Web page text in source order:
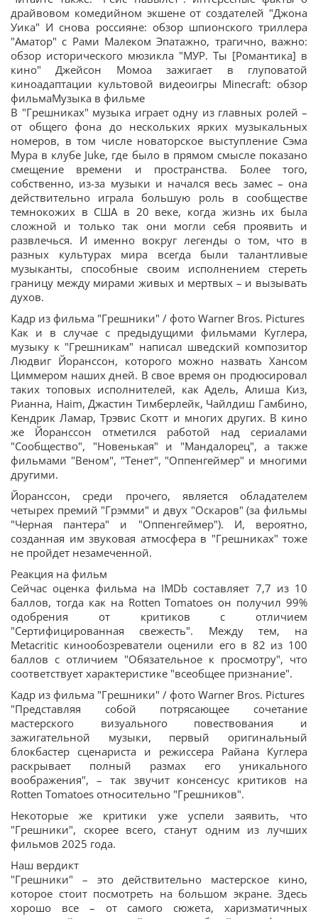
драйвовом комедийном экшене от создателей "Джона
Уика" И снова россияне: обзор шпионского триллера
"Аматор" с Рами Малеком Эпатажно, трагично, важно:
обзор исторического мюзикла "МУР. Ты [Романтика] в
кино" Джейсон Момоа зажигает в глуповатой
киноадаптации культовой видеоигры Minecraft: обзор
фильмаМузыка в фильме
В "Грешниках" музыка играет одну из главных ролей –
от общего фона до нескольких ярких музыкальных
номеров, в том числе новаторское выступление Сэма
Мура в клубе Juke, где было в прямом смысле показано
смещение времени и пространства. Более того,
собственно, из-за музыки и начался весь замес – она
действительно играла большую роль в сообществе
темнокожих в США в 20 веке, когда жизнь их была
сложной и только так они могли себя проявить и
развлечься. И именно вокруг легенды о том, что в
разных культурах мира всегда были талантливые
музыканты, способные своим исполнением стереть
границу между мирами живых и мертвых – и вызывать
духов.
Кадр из фильма "Грешники" / фото Warner Bros. Pictures
Как и в случае с предыдущими фильмами Куглера,
музыку к "Грешникам" написал шведский композитор
Людвиг Йоранссон, которого можно назвать Хансом
Циммером наших дней. В свое время он продюсировал
таких топовых исполнителей, как Адель, Алиша Киз,
Рианна, Haim, Джастин Тимберлейк, Чайлдиш Гамбино,
Кендрик Ламар, Трэвис Скотт и многих других. В кино
же Йоранссон отметился работой над сериалами
"Сообщество", "Новенькая" и "Мандалорец", а также
фильмами "Веном", "Тенет", "Оппенгеймер" и многими
другими.
Йоранссон, среди прочего, является обладателем
четырех премий "Грэмми" и двух "Оскаров" (за фильмы
"Черная пантера" и "Оппенгеймер"). И, вероятно,
созданная им звуковая атмосфера в "Грешниках" тоже
не пройдет незамеченной.
Реакция на фильм
Сейчас оценка фильма на IMDb составляет 7,7 из 10
баллов, тогда как на Rotten Tomatoes он получил 99%
одобрения от критиков с отличием
"Сертифицированная свежесть". Между тем, на
Metacritic кинообозреватели оценили его в 82 из 100
баллов с отличием "Обязательное к просмотру", что
соответствует характеристике "всеобщее признание".
Кадр из фильма "Грешники" / фото Warner Bros. Pictures
"Представляя собой потрясающее сочетание
мастерского визуального повествования и
зажигательной музыки, первый оригинальный
блокбастер сценариста и режиссера Райана Куглера
раскрывает полный размах его уникального
воображения", – так звучит консенсус критиков на
Rotten Tomatoes относительно "Грешников".
Некоторые же критики уже успели заявить, что
"Грешники", скорее всего, станут одним из лучших
фильмов 2025 года.
Наш вердикт
"Грешники" – это действительно мастерское кино,
которое стоит посмотреть на большом экране. Здесь
хорошо все – от самого сюжета, харизматичных